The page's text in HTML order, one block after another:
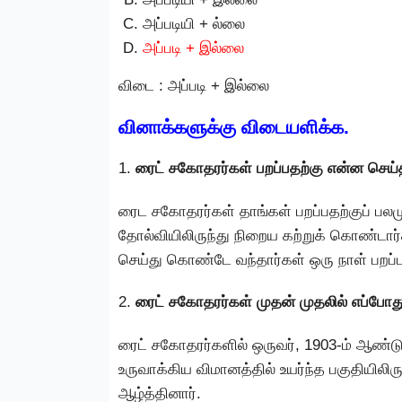
அப்படியி + ல்லை
அப்படி + இல்லை
விடை : அப்படி + இல்லை
வினாக்களுக்கு விடையளிக்க.
1. ரைட் சகோதரர்கள் பறப்பதற்கு என்ன
ரைட சகோதரர்கள் தாங்கள் பறப்பதற்குப்
தோல்வியிலிருந்து நிறைய கற்றுக்
செய்து கொண்டே வந்தார்கள் ஒரு நாள்
2. ரைட் சகோதரர்கள் முதன் முதலில்
ரைட் சகோதரர்களில் ஒருவர், 1903-ம்
உருவாக்கிய விமானத்தில் உயர்ந்த
ஆழ்த்தினார்.